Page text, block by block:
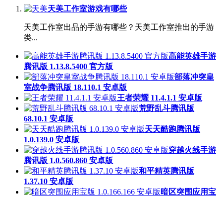
天美工作室游戏有哪些
天美工作室出品的手游有哪些？天美工作室推出的手游
类...
高能英雄手游
腾讯版 1.13.8.5400 官方版
部落冲突皇
室战争腾讯版 18.110.1 安卓版
王者荣耀 11.4.1.1 安卓版
荒野乱斗腾讯版
68.10.1 安卓版
天天酷跑腾讯版
1.0.139.0 安卓版
穿越火线手游
腾讯版 1.0.560.860 安卓版
和平精英腾讯版
1.37.10 安卓版
暗区突围应用宝